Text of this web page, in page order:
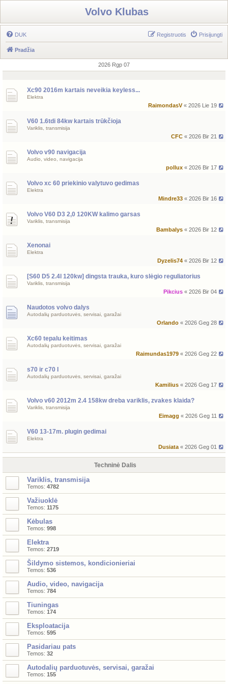
Volvo Klubas
DUK Prisijungti
Registruotis
Pradžia
2026 Rgp 07
Xc90 2016m kartais neveikia keyless...
Elektra
RaimondasV« 2026 Lie 19
V60 1.6tdi 84kw kartais trūkčioja
Variklis, transmisija
CFC « 2026 Bir 21
Volvo v90 navigacija
Audio, video, navigacija
pollux « 2026 Bir 17
Volvo xc 60 priekinio valytuvo gedimas
Elektra
Mindre33 « 2026 Bir 16
Volvo V60 D3 2,0 120KW kalimo garsas
Variklis, transmisija
Bambalys « 2026 Bir 12
Xenonai
Elektra
Dyzelis74 « 2026 Bir 12
[S60 D5 2.4l 120kw] dingsta trauka, kuro slėgio reguliatorius
Variklis, transmisija
Pikcius « 2026 Bir 04
Naudotos volvo dalys
Autodalių parduotuvės, servisai, garažai
Orlando « 2026 Geg 28
Xc60 tepalu keitimas
Autodalių parduotuvės, servisai, garažai
Raimundas1979 « 2026 Geg 22
s70 ir c70 I
Autodalių parduotuvės, servisai, garažai
Kamilius « 2026 Geg 17
Volvo v60 2012m 2.4 158kw dreba variklis, zvakes klaida?
Variklis, transmisija
Eimagg « 2026 Geg 11
V60 13-17m. plugin gedimai
Elektra
Dusiata « 2026 Geg 01
Techninė Dalis
Variklis, transmisija
Temos: 4782
Važiuoklė
Temos: 1175
Kėbulas
Temos: 998
Elektra
Temos: 2719
Šildymo sistemos, kondicionieriai
Temos: 536
Audio, video, navigacija
Temos: 784
Tiuningas
Temos: 174
Eksploatacija
Temos: 595
Pasidariau pats
Temos: 32
Autodalių parduotuvės, servisai, garažai
Temos: 155